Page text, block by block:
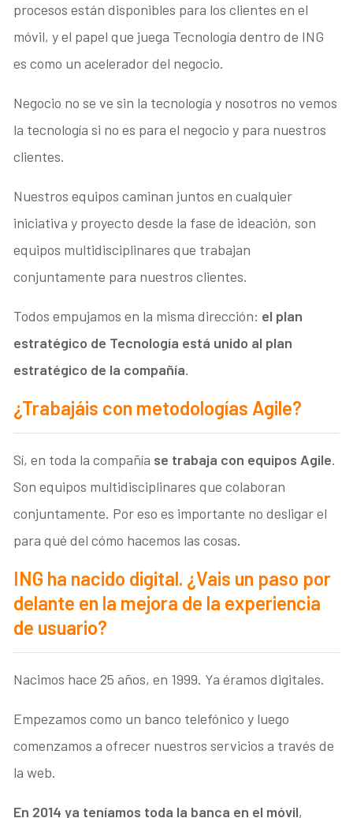
procesos están disponibles para los clientes en el
móvil, y el papel que juega Tecnología dentro de ING
es como un acelerador del negocio.
Negocio no se ve sin la tecnología y nosotros no vemos
la tecnología si no es para el negocio y para nuestros
clientes.
Nuestros equipos caminan juntos en cualquier
iniciativa y proyecto desde la fase de ideación, son
equipos multidisciplinares que trabajan
conjuntamente para nuestros clientes.
Todos empujamos en la misma dirección: el plan
estratégico de Tecnología está unido al plan
estratégico de la compañía.
¿Trabajáis con metodologías Agile?
Sí, en toda la compañía se trabaja con equipos Agile.
Son equipos multidisciplinares que colaboran
conjuntamente. Por eso es importante no desligar el
para qué del cómo hacemos las cosas.
ING ha nacido digital. ¿Vais un paso por
delante en la mejora de la experiencia
de usuario?
Nacimos hace 25 años, en 1999. Ya éramos digitales.
Empezamos como un banco telefónico y luego
comenzamos a ofrecer nuestros servicios a través de
la web.
En 2014 ya teníamos toda la banca en el móvil,